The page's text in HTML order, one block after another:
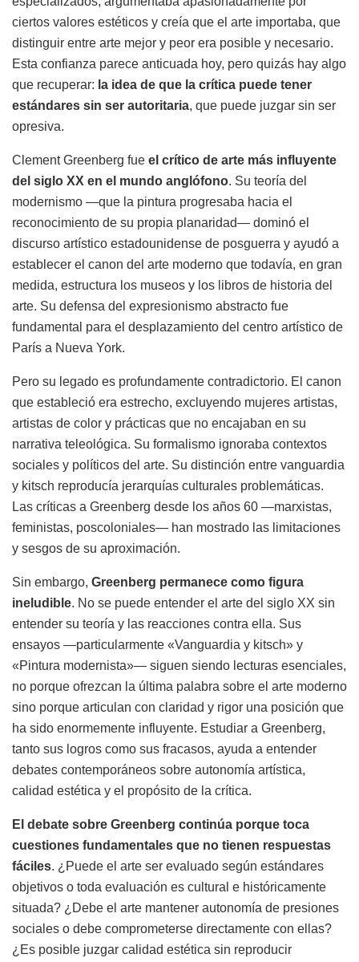
ciertos valores estéticos y creía que el arte importaba, que
distinguir entre arte mejor y peor era posible y necesario.
Esta confianza parece anticuada hoy, pero quizás hay algo
que recuperar: la idea de que la crítica puede tener
estándares sin ser autoritaria, que puede juzgar sin ser
opresiva.
Clement Greenberg fue el crítico de arte más influyente
del siglo XX en el mundo anglófono. Su teoría del
modernismo —que la pintura progresaba hacia el
reconocimiento de su propia planaridad— dominó el
discurso artístico estadounidense de posguerra y ayudó a
establecer el canon del arte moderno que todavía, en gran
medida, estructura los museos y los libros de historia del
arte. Su defensa del expresionismo abstracto fue
fundamental para el desplazamiento del centro artístico de
París a Nueva York.
Pero su legado es profundamente contradictorio. El canon
que estableció era estrecho, excluyendo mujeres artistas,
artistas de color y prácticas que no encajaban en su
narrativa teleológica. Su formalismo ignoraba contextos
sociales y políticos del arte. Su distinción entre vanguardia
y kitsch reproducía jerarquías culturales problemáticas.
Las críticas a Greenberg desde los años 60 —marxistas,
feministas, poscoloniales— han mostrado las limitaciones
y sesgos de su aproximación.
Sin embargo, Greenberg permanece como figura
ineludible. No se puede entender el arte del siglo XX sin
entender su teoría y las reacciones contra ella. Sus
ensayos —particularmente «Vanguardia y kitsch» y
«Pintura modernista»— siguen siendo lecturas esenciales,
no porque ofrezcan la última palabra sobre el arte moderno
sino porque articulan con claridad y rigor una posición que
ha sido enormemente influyente. Estudiar a Greenberg,
tanto sus logros como sus fracasos, ayuda a entender
debates contemporáneos sobre autonomía artística,
calidad estética y el propósito de la crítica.
El debate sobre Greenberg continúa porque toca
cuestiones fundamentales que no tienen respuestas
fáciles. ¿Puede el arte ser evaluado según estándares
objetivos o toda evaluación es cultural e históricamente
situada? ¿Debe el arte mantener autonomía de presiones
sociales o debe comprometerse directamente con ellas?
¿Es posible juzgar calidad estética sin reproducir